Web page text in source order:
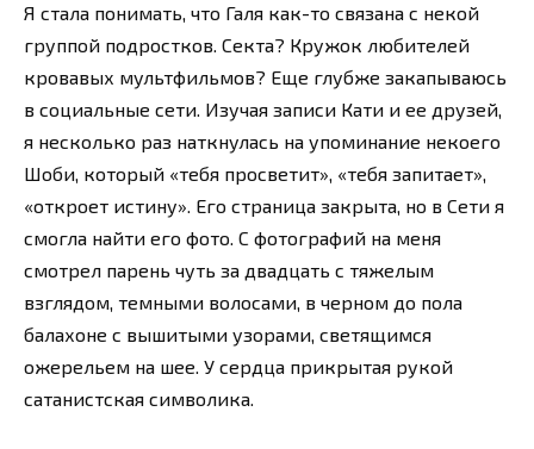
Я стала понимать, что Галя как-то связана с некой
группой подростков. Секта? Кружок любителей
кровавых мультфильмов? Еще глубже закапываюсь
в социальные сети. Изучая записи Кати и ее друзей,
я несколько раз наткнулась на упоминание некоего
Шоби, который «тебя просветит», «тебя запитает»,
«откроет истину». Его страница закрыта, но в Сети я
смогла найти его фото. С фотографий на меня
смотрел парень чуть за двадцать с тяжелым
взглядом, темными волосами, в черном до пола
балахоне с вышитыми узорами, светящимся
ожерельем на шее. У сердца прикрытая рукой
сатанистская символика.